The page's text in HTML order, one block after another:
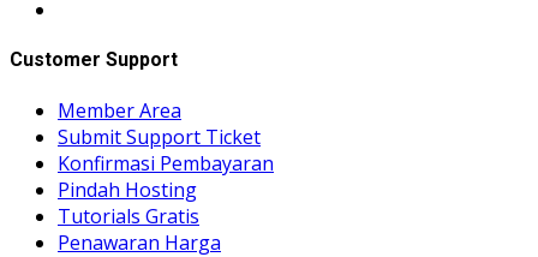
Customer Support
Member Area
Submit Support Ticket
Konfirmasi Pembayaran
Pindah Hosting
Tutorials Gratis
Penawaran Harga